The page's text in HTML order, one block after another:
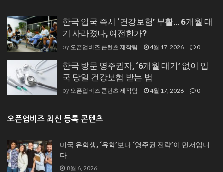
한국 입국 즉시 ‘건강보험’ 부활… 6개월 대
기 사라졌나, 여전한가?
by 오픈업비즈 콘텐츠 제작팀 4월 17, 2026 0
한국 방문 영주권자, ‘6개월 대기’ 없이 입
국 당일 건강보험 받는 법
by 오픈업비즈 콘텐츠 제작팀 4월 17, 2026 0
오픈업비즈 최신 등록 콘텐츠
미국 유학생, ‘유학’보다 ‘영주권 전략’이 먼저입니
다
8월 6, 2026